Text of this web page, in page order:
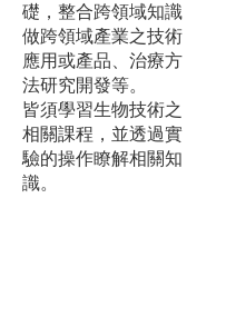
礎，整合跨領域知識
做跨領域產業之技術
應用或產品、治療方
法研究開發等。
皆須學習生物技術之
相關課程，並透過實
驗的操作瞭解相關知
識。